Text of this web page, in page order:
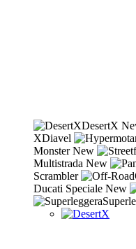
DesertX
XDiavel
MonsterNew
Multistrada New
Scrambler
Ducati Speciale New